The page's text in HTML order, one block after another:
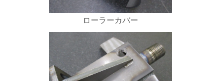
ローラーカバー